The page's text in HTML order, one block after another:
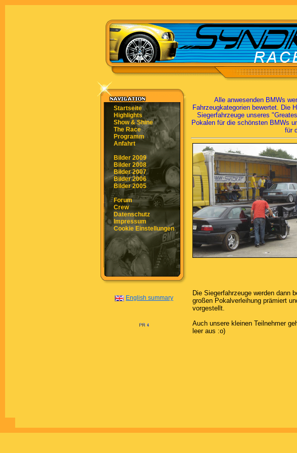
Startseite
Highlights
Show & Shine
The Race
Programm
Anfahrt
Bilder 2009
Bilder 2008
Bilder 2007
Bilder 2006
Bilder 2005
Forum
Crew
Datenschutz
Impressum
Cookie Einstellungen
English summary
Alle anwesenden BMWs
Fahrzeugkategorien bewertet. Die
Siegerfahrzeuge unseres
Pokalen für die schönsten BMWs
für
Die Siegerfahrzeuge werden dann
großen Pokalverleihung prämiert
vorgestellt.
Auch unsere kleinen Teilnehmer
leer aus :o)